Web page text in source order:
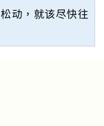
动，就该尽快往